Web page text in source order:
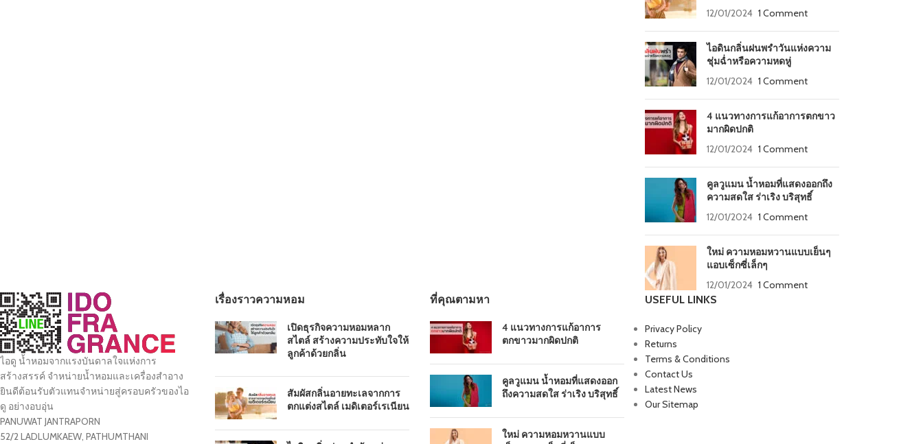
12/01/2024 1 Comment
ไอดินกลิ่นฝนพรำวันแห่งความ
ชุ่มฉ่ำหรือความหดหู่
12/01/2024 1 Comment
4 แนวทางการแก้อาการตกขาว
มากผิดปกติ
12/01/2024 1 Comment
คูลวูแมน น้ำหอมที่แสดงออกถึง
ความสดใส ร่าเริง บริสุทธิ์
12/01/2024 1 Comment
ใหม่ ความหอมหวานแบบเย็นๆ
แอบเซ็กซี่เล็กๆ
12/01/2024 1 Comment
ไอดู น้ำหอมจากแรงบันดาลใจแห่งการ
สร้างสรรค์ จำหน่ายน้ำหอมและเครื่องสำอาง
ยินดีต้อนรับตัวแทนจำหน่ายสู่ครอบครัวของไอ
ดู อย่างอบอุ่น
PANUWAT JANTRAPORN
52/2 LADLUMKAEW, PATHUMTHANI
เรื่องราวความหอม
เปิดธุรกิจความหอมหลาก
สไตล์ สร้างความประทับใจให้
ลูกค้าด้วยกลิ่น
สัมผัสกลิ่นอายทะเลจากการ
ตกแต่งสไตล์ เมดิเตอร์เรเนียน
ที่คุณตามหา
4 แนวทางการแก้อาการ
ตกขาวมากผิดปกติ
คูลวูแมน น้ำหอมที่แสดงออก
ถึงความสดใส ร่าเริง บริสุทธิ์
ใหม่ ความหอมหวานแบบ
USEFUL LINKS
Privacy Policy
Returns
Terms & Conditions
Contact Us
Latest News
Our Sitemap